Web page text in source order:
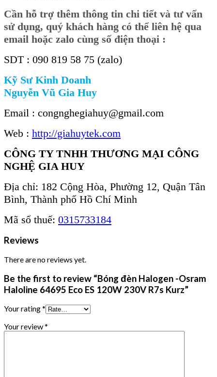
Cần hỗ trợ thêm thông tin chi tiết và tư vấn
sử dụng, quý khách hàng có thể liên hệ qua
email hoặc zalo cùng số điện thoại :
SDT : 090 819 58 75 (zalo)
Kỹ Sư Kinh Doanh
Nguyễn Vũ Gia Huy
Email : congnghegiahuy@gmail.com
Web : http://giahuytek.com
CÔNG TY TNHH THƯƠNG MẠI CÔNG
NGHỆ GIA HUY
Địa chỉ: 182 Cộng Hòa, Phường 12, Quận Tân
Bình, Thành phố Hồ Chí Minh
Mã số thuế: 0315733184
Reviews
There are no reviews yet.
Be the first to review “Bóng đèn Halogen -Osram
Haloline 64695 Eco ES 120W 230V R7s Kurz”
Your rating*
Your review*